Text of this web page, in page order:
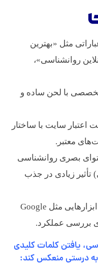
مثل «بهترین
روانشناسی»،
تخصصی با لحن ساده و
اعتبار سایت با ساختار
معتبر.
بصری روانشناسی
تأثیر زیادی در جذب
: استفاده از ابزارهایی مثل Google
یافتن کلمات کلیدی
درستی منعکس کند: